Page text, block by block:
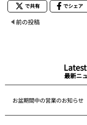
で共有 でシェア
前の投稿
最新ニ
お盆期間中の営業のお知らせ